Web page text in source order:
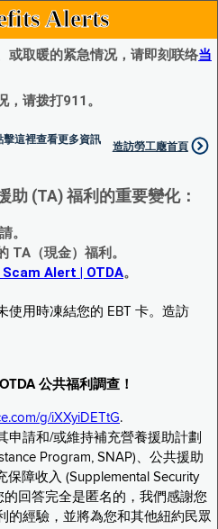
Alerts
或取暖的紧急情况，请即刻联络当
，请拨打911。
這裡查看更多資訊
造訪勞工廰首頁
助 (TA) 福利的重要變化：
。
TA（現金）福利。
Scam Alert | OTDA。
使用時凍結您的 EBT 卡。造訪
公共福利調查！
g/iXXyiDETtG.
申請和/或維持補充營養援助計劃
Program, SNAP)、公共援助
保障收入 (Supplemental Security
的回答完全是匿名的，我們感謝您
的經驗，並將為您和其他紐約民眾